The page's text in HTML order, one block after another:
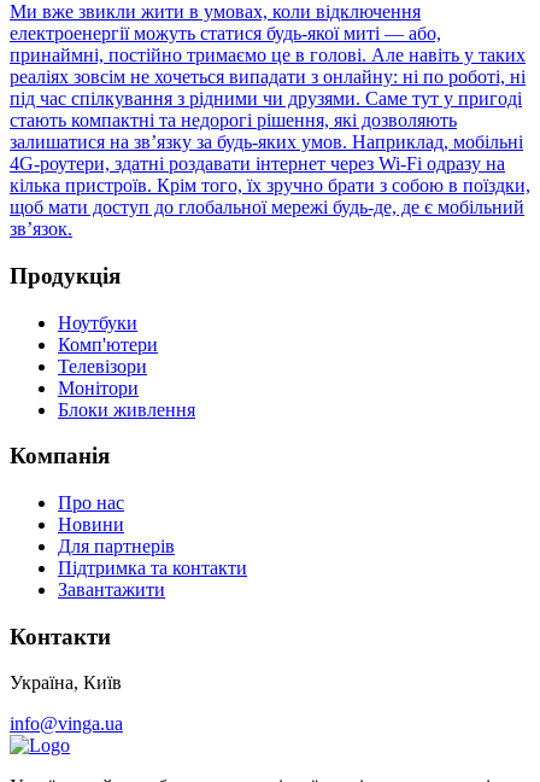
Ми вже звикли жити в умовах, коли відключення
електроенергії можуть статися будь-якої миті — або,
принаймні, постійно тримаємо це в голові. Але навіть у таких
реаліях зовсім не хочеться випадати з онлайну: ні по роботі, ні
під час спілкування з рідними чи друзями. Саме тут у пригоді
стають компактні та недорогі рішення, які дозволяють
залишатися на зв’язку за будь-яких умов. Наприклад, мобільні
4G-роутери, здатні роздавати інтернет через Wi-Fi одразу на
кілька пристроїв. Крім того, їх зручно брати з собою в поїздки,
щоб мати доступ до глобальної мережі будь-де, де є мобільний
зв’язок.
Продукція
Ноутбуки
Комп'ютери
Телевізори
Монітори
Блоки живлення
Компанія
Про нас
Новини
Для партнерів
Підтримка та контакти
Завантажити
Контакти
Україна, Київ
info@vinga.ua